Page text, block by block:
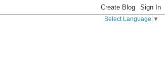
Select Language ▼